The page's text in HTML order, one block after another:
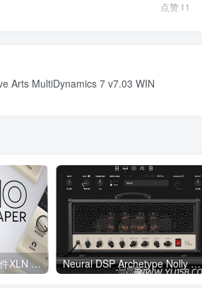
点赞11
Arts MultiDynamics 7 v7.03 WIN
专业的鼓混音效果器插件XLN Audio DS-10 Drum Shaper 1.0.5 Win/MacOS Neural DSP Archetype Nolly X v1.0.2 WiN